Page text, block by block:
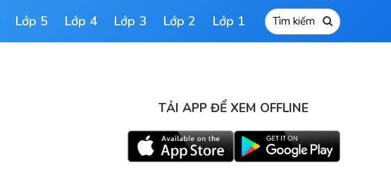
Lớp 5 Lớp 4 Lớp 3 Lớp 2 Lớp 1
TẢI APP ĐỂ XEM OFFLINE